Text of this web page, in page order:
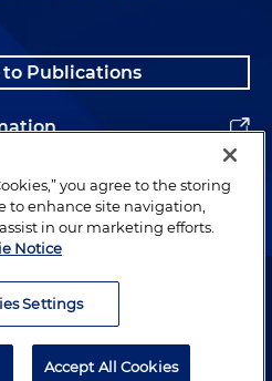
to Publications
© 1996–2026 Holland & Knight LLP.
you agree to the storing
to enhance site navigation,
in our marketing efforts.
Notice
Settings
Accept All Cookies